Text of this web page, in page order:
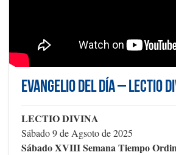
Evangelio del día – Lectio
LECTIO DIVINA
Sábado 9 de Agsoto de 2025
Sábado XVIII Semana Tiempo